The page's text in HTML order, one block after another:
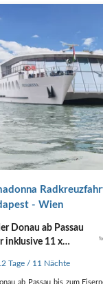
auf der Donau
- Wien
Donau ab Passau
x
Tage / 11 Nächte